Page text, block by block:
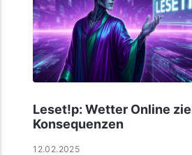
Leset!p: Wetter Online
Konsequenzen
12.02.2025